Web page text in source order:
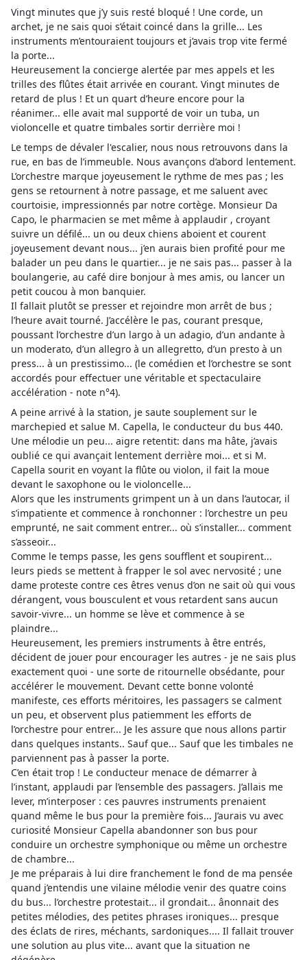
Vingt minutes que j’y suis resté bloqué ! Une corde, un
archet, je ne sais quoi s’était coincé dans la grille... Les
instruments m’entouraient toujours et j’avais trop vite fermé
la porte...
Heureusement la concierge alertée par mes appels et les
trilles des flûtes était arrivée en courant. Vingt minutes de
retard de plus ! Et un quart d’heure encore pour la
réanimer... elle avait mal supporté de voir un tuba, un
violoncelle et quatre timbales sortir derrière moi !
Le temps de dévaler l'escalier, nous nous retrouvons dans la
rue, en bas de l’immeuble. Nous avançons d’abord lentement.
L’orchestre marque joyeusement le rythme de mes pas ; les
gens se retournent à notre passage, et me saluent avec
courtoisie, impressionnés par notre cortège. Monsieur Da
Capo, le pharmacien se met même à applaudir , croyant
suivre un défilé... un ou deux chiens aboient et courent
joyeusement devant nous... j’en aurais bien profité pour me
balader un peu dans le quartier... je ne sais pas... passer à la
boulangerie, au café dire bonjour à mes amis, ou lancer un
petit coucou à mon banquier.
Il fallait plutôt se presser et rejoindre mon arrêt de bus ;
l’heure avait tourné. J’accélère le pas, courant presque,
poussant l’orchestre d’un largo à un adagio, d’un andante à
un moderato, d’un allegro à un allegretto, d’un presto à un
press... à un prestissimo... (le comédien et l’orchestre se sont
accordés pour effectuer une véritable et spectaculaire
accélération - note n°4).
A peine arrivé à la station, je saute souplement sur le
marchepied et salue M. Capella, le conducteur du bus 440.
Une mélodie un peu... aigre retentit: dans ma hâte, j’avais
oublié ce qui avançait lentement derrière moi... et si M.
Capella sourit en voyant la flûte ou violon, il fait la moue
devant le saxophone ou le violoncelle...
Alors que les instruments grimpent un à un dans l’autocar, il
s’impatiente et commence à ronchonner : l’orchestre un peu
emprunté, ne sait comment entrer... où s’installer... comment
s’asseoir...
Comme le temps passe, les gens soufflent et soupirent...
leurs pieds se mettent à frapper le sol avec nervosité ; une
dame proteste contre ces êtres venus d’on ne sait où qui vous
dérangent, vous bousculent et vous retardent sans aucun
savoir-vivre... un homme se lève et commence à se
plaindre...
Heureusement, les premiers instruments à être entrés,
décident de jouer pour encourager les autres - je ne sais plus
exactement quoi - une sorte de ritournelle obsédante, pour
accélérer le mouvement. Devant cette bonne volonté
manifeste, ces efforts méritoires, les passagers se calment
un peu, et observent plus patiemment les efforts de
l’orchestre pour entrer... Je les assure que nous allons partir
dans quelques instants.. Sauf que... Sauf que les timbales ne
parviennent pas à passer la porte.
C’en était trop ! Le conducteur menace de démarrer à
l’instant, applaudi par l’ensemble des passagers. J’allais me
lever, m’interposer : ces pauvres instruments prenaient
quand même le bus pour la première fois... J’aurais vu avec
curiosité Monsieur Capella abandonner son bus pour
conduire un orchestre symphonique ou même un orchestre
de chambre...
Je me préparais à lui dire franchement le fond de ma pensée
quand j’entendis une vilaine mélodie venir des quatre coins
du bus... l’orchestre protestait... il grondait... ânonnait des
petites mélodies, des petites phrases ironiques... presque
des éclats de rires, méchants, sardoniques.... Il fallait trouver
une solution au plus vite... avant que la situation ne